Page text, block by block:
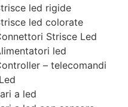
led rigide
led colorate
Strisce Led
led
– telecomandi
a led